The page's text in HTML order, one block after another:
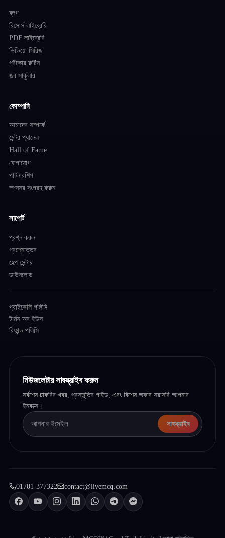
ব্লগ
রিসোর্স লাইব্রেরি
PDF লাইব্রেরি
ভিডিয়ো সিরিজ
পরীক্ষার রুটিন
জব সার্কুলার
কোম্পানি
আমাদের সম্পর্কে
মেন্টর প্যানেল
Hall of Fame
যোগাযোগ
পার্টনারশিপ
স্পনসর সংগ্রহ করুন
সাপোর্ট
প্রশ্ন করুন
প্রশ্নোত্তর
হেল্প সেন্টার
ডাউনলোড
প্রাইভেসি পলিসি
টার্মস অব ইউস
রিফান্ড পলিসি
নিউজলেটার সাবস্ক্রাইব করুন
সর্বশেষ চাকরির খবর, প্রস্তুতির গাইড, এবং বিশেষ অফার সরাসরি আপনার
ইনবক্সে।
সাবস্ক্রাইব
01701-377322 contact@livemcq.com